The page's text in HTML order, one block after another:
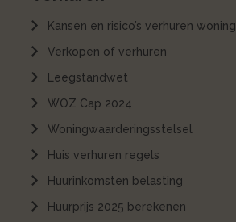
Kansen en risico’s verhuren woning
Verkopen of verhuren
Leegstandwet
WOZ Cap 2024
Woningwaarderingsstelsel
Huis verhuren regels
Huurinkomsten belasting
Huurprijs 2025 berekenen